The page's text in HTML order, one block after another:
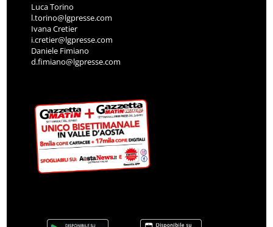
Luca Torino
l.torino@lgpresse.com
Ivana Cretier
i.cretier@lgpresse.com
Daniele Fimiano
d.fimiano@lgpresse.com